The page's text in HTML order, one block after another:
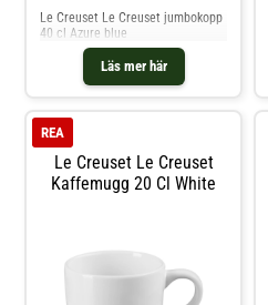
Läs mer här
Le Creuset Le Creuset jumbokopp
40 cl Azure blue
Le Creuset Le Creuset
Kaffemugg 20 Cl White
REA